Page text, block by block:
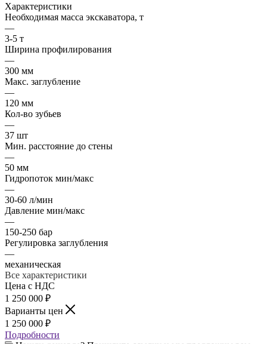
Характеристики
Необходимая масса экскаватора, т
—
3-5 т
Ширина профилирования
—
300 мм
Макс. заглубление
—
120 мм
Кол-во зубьев
—
37 шт
Мин. расстояние до стены
—
50 мм
Гидропоток мин/макс
—
30-60 л/мин
Давление мин/макс
—
150-250 бар
Регулировка заглубления
—
механическая
Все характеристики
Цена с НДС
1 250 000 ₽
Варианты цен
1 250 000 ₽
Подробности